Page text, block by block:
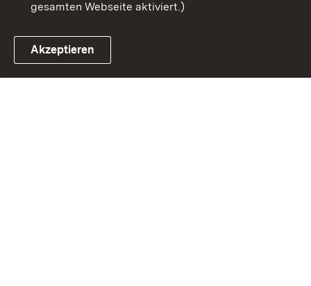
Link zum Landesportal
gesamten Webseite aktiviert.)
Akzeptieren